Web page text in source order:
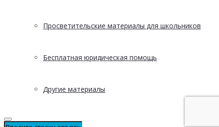
Просветительские материалы для школьников
Бесплатная юридическая помощь
Другие материалы